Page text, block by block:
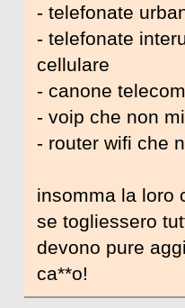
- telefonate
- telefonate
cellulare
- canone
- voip che non
- router wifi che
insomma la loro
se togliessero
devono pure
ca**o!